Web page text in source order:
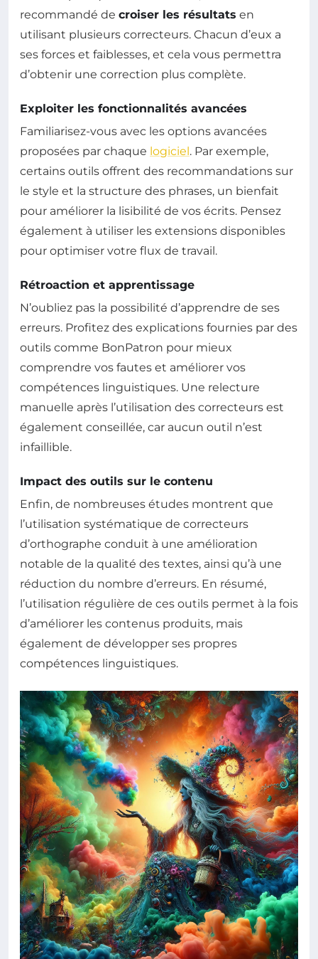
recommandé de croiser les résultats en
utilisant plusieurs correcteurs. Chacun d’eux a
ses forces et faiblesses, et cela vous permettra
d’obtenir une correction plus complète.
Exploiter les fonctionnalités avancées
Familiarisez-vous avec les options avancées
proposées par chaque logiciel . Par exemple,
certains outils offrent des recommandations sur
le style et la structure des phrases, un bienfait
pour améliorer la lisibilité de vos écrits. Pensez
également à utiliser les extensions disponibles
pour optimiser votre flux de travail.
Rétroaction et apprentissage
N’oubliez pas la possibilité d’apprendre de ses
erreurs. Profitez des explications fournies par des
outils comme BonPatron pour mieux
comprendre vos fautes et améliorer vos
compétences linguistiques. Une relecture
manuelle après l’utilisation des correcteurs est
également conseillée, car aucun outil n’est
infaillible.
Impact des outils sur le contenu
Enfin, de nombreuses études montrent que
l’utilisation systématique de correcteurs
d’orthographe conduit à une amélioration
notable de la qualité des textes, ainsi qu’à une
réduction du nombre d’erreurs. En résumé,
l’utilisation régulière de ces outils permet à la fois
d’améliorer les contenus produits, mais
également de développer ses propres
compétences linguistiques.